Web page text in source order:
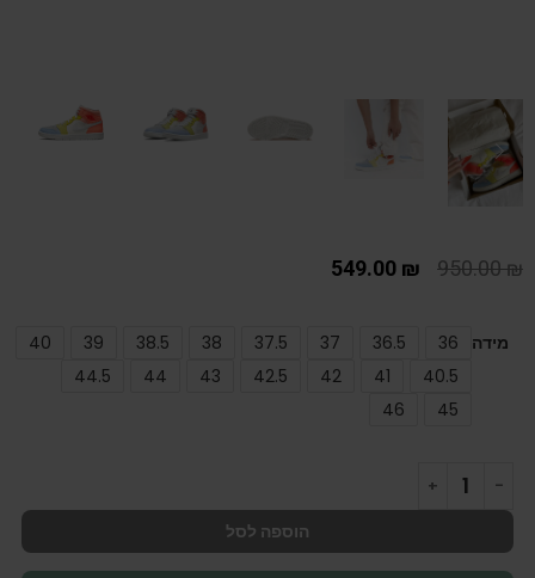
950.00₪
549.00 ₪
מידה 36
36.5
37
37.5
38
38.5
39
40
40.5
41
42
42.5
43
44
44.5
45
46
הוספה לסל